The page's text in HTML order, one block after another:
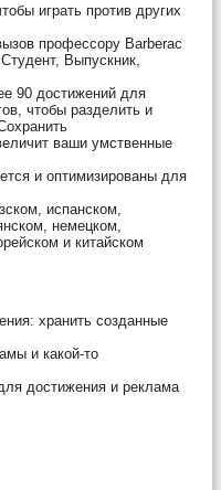
играть против других
профессору Barberac
Выпускник,
90 достижений для
чтобы разделить и
ваши умственные
и оптимизированы для
испанском,
немецком,
и китайском
хранить созданные
и какой-то
достижения и реклама